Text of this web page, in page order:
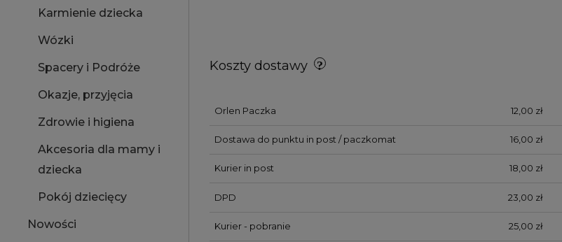
Karmienie dziecka
Wózki
Spacery i Podróże
Okazje, przyjęcia
Zdrowie i higiena
Akcesoria dla mamy i
dziecka
Pokój dziecięcy
Nowości
Koszty dostawy
Orlen Paczka 12,00 zł
Dostawa do punktu in post / paczkomat 16,00 zł
Kurier in post 18,00 zł
DPD 23,00 zł
Kurier - pobranie 25,00 zł